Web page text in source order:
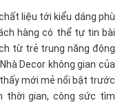
liệu tới kiểu dáng phù
hàng có thể tự tin bài
từ trẻ trung năng động
Decor không gian của
mới mẻ nổi bật trước
thời gian, công sức tìm